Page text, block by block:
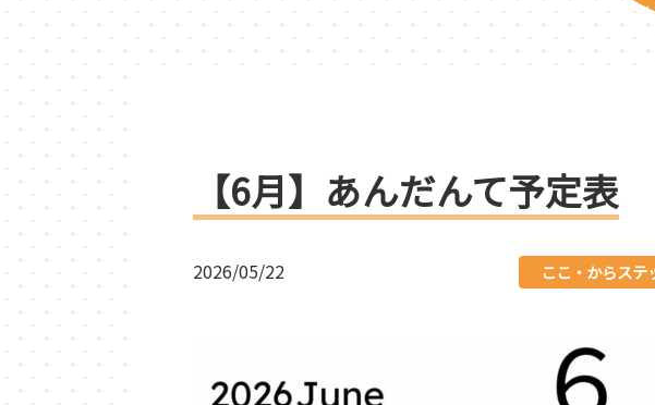
【6月】あんだんて予定表
2026/05/22 ここ・からス